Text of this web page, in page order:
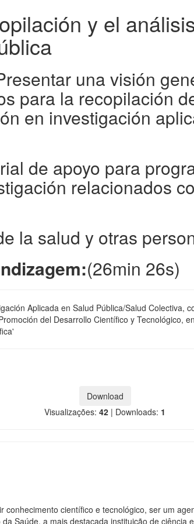
y el
una visión
para la recopilación
en investigación
de apoyo para
relacionados
la salud y otras
(26min 26s)
Aplicada en Salud Pública/Salud Colectiva,
del Desarrollo Científico y Tecnológico,
Download
Visualizações: 42 | Downloads: 1
científico e tecnológico, ser um
Saúde, a mais destacada instituição de ciência